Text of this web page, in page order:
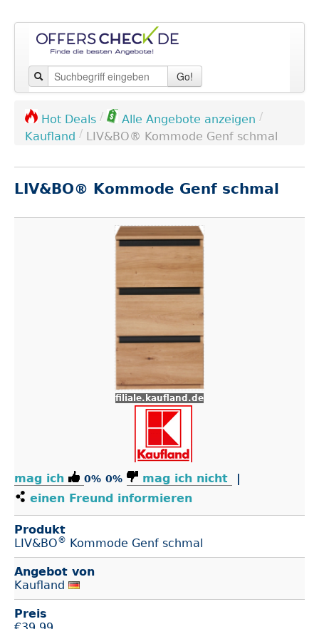
Go!
Hot Deals / Alle Angebote anzeigen /
Kaufland / LIV&BO® Kommode Genf schmal
LIV&BO® Kommode Genf schmal
filiale.kaufland.de
mag ich 0% 0% mag ich nicht
|
einen Freund informieren
Produkt
LIV&BO® Kommode Genf schmal
Angebot von
Kaufland
Preis